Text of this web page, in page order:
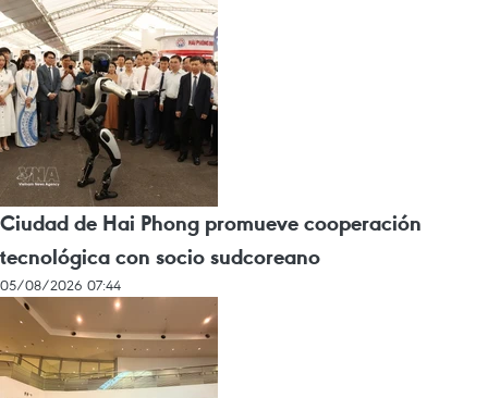
Ciudad de Hai Phong promueve cooperación
tecnológica con socio sudcoreano
05/08/2026 07:44